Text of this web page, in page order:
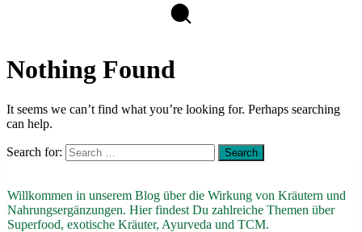
Nothing Found
It seems we can’t find what you’re looking for. Perhaps searching
can help.
Search for:
Willkommen in unserem Blog über die Wirkung von Kräutern und
Nahrungsergänzungen. Hier findest Du zahlreiche Themen über
Superfood, exotische Kräuter, Ayurveda und TCM.